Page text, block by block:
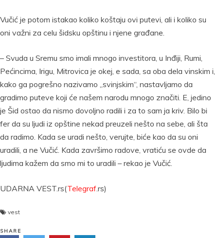
Vučić je potom istakao koliko koštaju ovi putevi, ali i koliko su
oni važni za celu šidsku opštinu i njene građane.
– Svuda u Sremu smo imali mnogo investitora, u Inđiji, Rumi,
Pećincima, Irigu, Mitrovica je okej, e sada, sa oba dela vinskim i,
kako ga pogrešno nazivamo „svinjskim“, nastavljamo da
gradimo puteve koji će našem narodu mnogo značiti. E, jedino
je Šid ostao da nismo dovoljno radili i za to sam ja kriv. Bilo bi
fer da su ljudi iz opštine nekad preuzeli nešto na sebe, ali šta
da radimo. Kada se uradi nešto, verujte, biće kao da su oni
uradili, a ne Vučić. Kada završimo radove, vratiću se ovde da
ljudima kažem da smo mi to uradili – rekao je Vučić.
UDARNA VEST.rs(Telegraf.rs)
vest
SHARE